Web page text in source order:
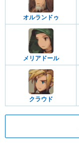
オルランドゥ
メリアドール
クラウド